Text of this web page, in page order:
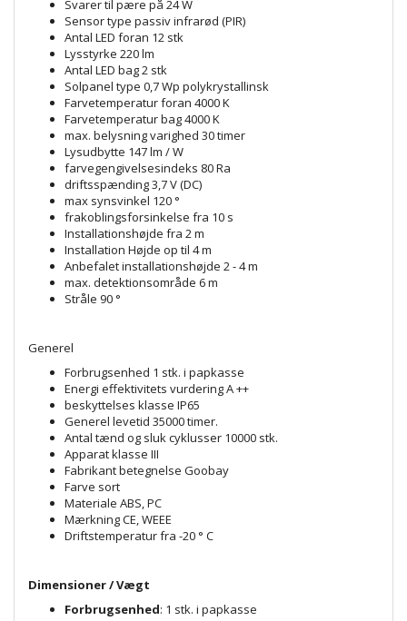
Svarer til pære på 24 W
Sensor type passiv infrarød (PIR)
Antal LED foran 12 stk
Lysstyrke 220 lm
Antal LED bag 2 stk
Solpanel type 0,7 Wp polykrystallinsk
Farvetemperatur foran 4000 K
Farvetemperatur bag 4000 K
max. belysning varighed 30 timer
Lysudbytte 147 lm / W
farvegengivelsesindeks 80 Ra
driftsspænding 3,7 V (DC)
max synsvinkel 120 °
frakoblingsforsinkelse fra 10 s
Installationshøjde fra 2 m
Installation Højde op til 4 m
Anbefalet installationshøjde 2 - 4 m
max. detektionsområde 6 m
Stråle 90 °
Generel
Forbrugsenhed 1 stk. i papkasse
Energi effektivitets vurdering A ++
beskyttelses klasse IP65
Generel levetid 35000 timer.
Antal tænd og sluk cyklusser 10000 stk.
Apparat klasse III
Fabrikant betegnelse Goobay
Farve sort
Materiale ABS, PC
Mærkning CE, WEEE
Driftstemperatur fra -20 ° C
Dimensioner / Vægt
Forbrugsenhed: 1 stk. i papkasse